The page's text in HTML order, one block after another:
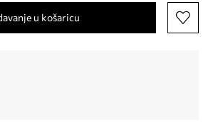
u košaricu